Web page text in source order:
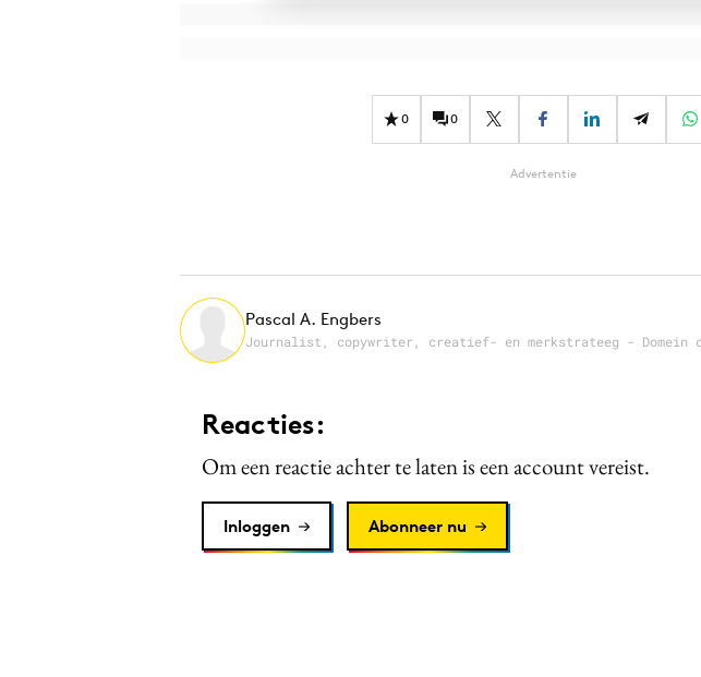
0 0
Advertentie
Pascal A. Engbers
Journalist, copywriter, creatief- en merkstrateeg - Domein
Reacties:
Om een reactie achter te laten is een account vereist.
Inloggen Abonneer nu